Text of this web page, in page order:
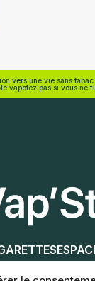
vers une vie sans
vapotez pas si vous ne